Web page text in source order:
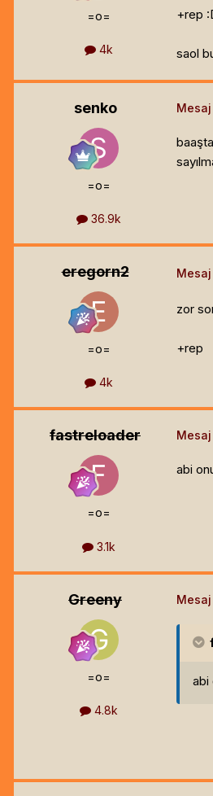
=o=
4k
+rep
saol
senko
=o=
36.9k
eregorn2
=o=
4k
zor
+rep
fastreloader
=o=
3.1k
abi
Greeny
=o=
4.8k
abi